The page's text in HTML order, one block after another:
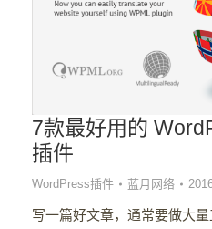
7款最好用的
插件
WordPress插件 蓝月网络
写一篇好文章，通常要做大